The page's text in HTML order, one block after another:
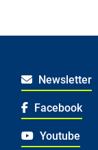
Newsletter
Facebook
Youtube